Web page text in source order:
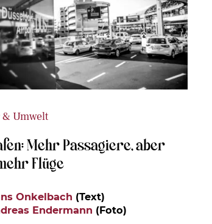
Umwelt
Mehr Passagiere, aber
Flüge
Onkelbach (Text)
Endermann (Foto)